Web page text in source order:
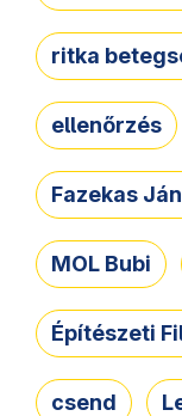
ritka
ellenőrzés
Fazekas
MOL Bubi
Építészeti
csend